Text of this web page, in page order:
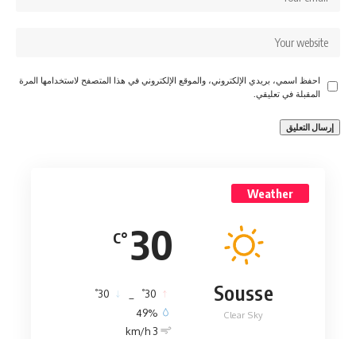
احفظ اسمي، بريدي الإلكتروني، والموقع الإلكتروني في هذا المتصفح لاستخدامها المرة
المقبلة في تعليقي.
Weather
30
°C
Sousse
Clear Sky
30
°
30
°
49%
3 km/h